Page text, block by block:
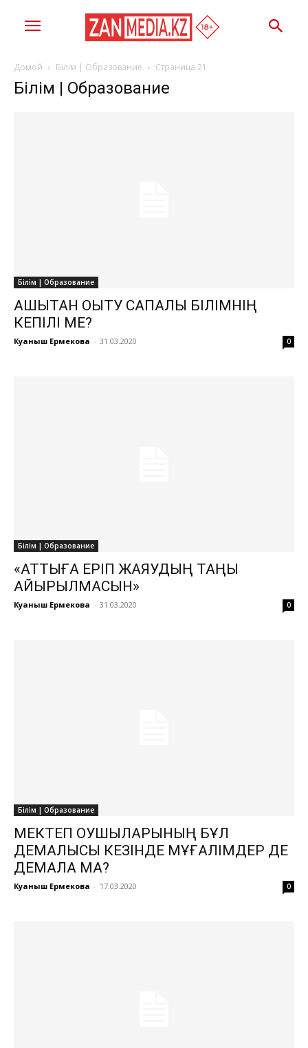
Домой Білім | Образование Страница 21
Білім | Образование
Білім | Образование
ҚАШЫҚТАН ОҚЫТУ САПАЛЫ БІЛІМНІҢ
КЕПІЛІ МЕ?
Куаныш Ермекова - 31.03.2020 0
Білім | Образование
«АТТЫҒА ЕРІП ЖАЯУДЫҢ ТАҢЫ
АЙЫРЫЛМАСЫН»
Куаныш Ермекова - 31.03.2020 0
Білім | Образование
МЕКТЕП ОҚУШЫЛАРЫНЫҢ БҰЛ
ДЕМАЛЫСЫ КЕЗІНДЕ МҰҒАЛІМДЕР ДЕ
ДЕМАЛА МА?
Куаныш Ермекова - 17.03.2020 0